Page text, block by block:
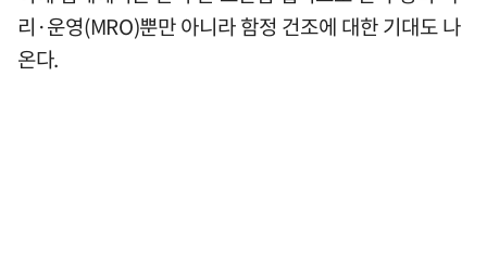
리·운영(MRO)뿐만 아니라 함정 건조에 대한 기대도 나
온다.